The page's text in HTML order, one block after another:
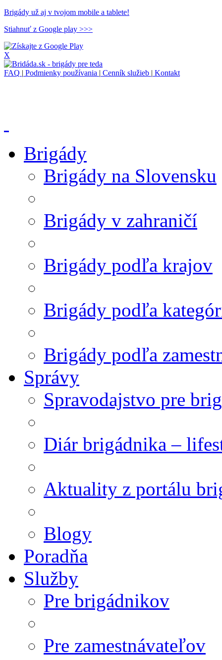
Brigády už aj v tvojom mobile a tablete!
Stiahnuť z Google play >>>
X
FAQ | Podmienky používania | Cenník služieb | Kontakt
Brigády
Brigády na Slovensku
Brigády v zahraničí
Brigády podľa krajov
Brigády podľa
Brigády podľa
Správy
Spravodajstvo pre
Diár brigádnika –
Aktuality z portálu
Blogy
Poradňa
Služby
Pre brigádnikov
Pre zamestnávateľov